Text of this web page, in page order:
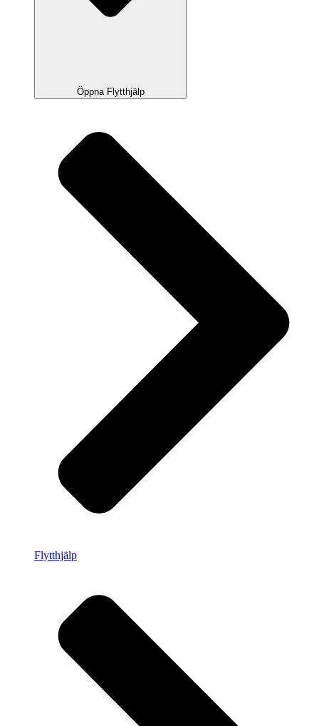
Öppna Flytthjälp
Flytthjälp